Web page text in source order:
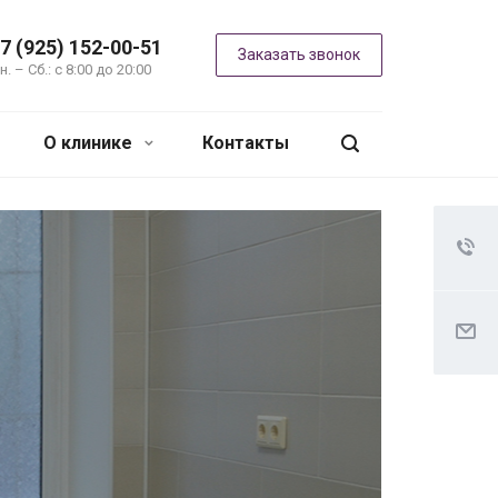
(925) 152-00-51
– Сб.: с 8:00 до 20:00
Заказать звонок
О клинике Контакты